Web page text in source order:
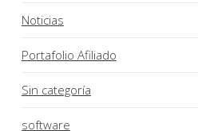
Noticias
Portafolio Afiliado
Sin categoría
software